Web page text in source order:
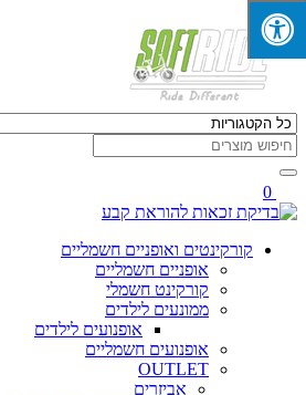
0
קורקינטים ואופניים חשמליים
אופניים חשמליים
קורקינט חשמלי
ממונעים לילדים
אופנועים לילדים
אופנועים חשמליים
OUTLET
אביזרים